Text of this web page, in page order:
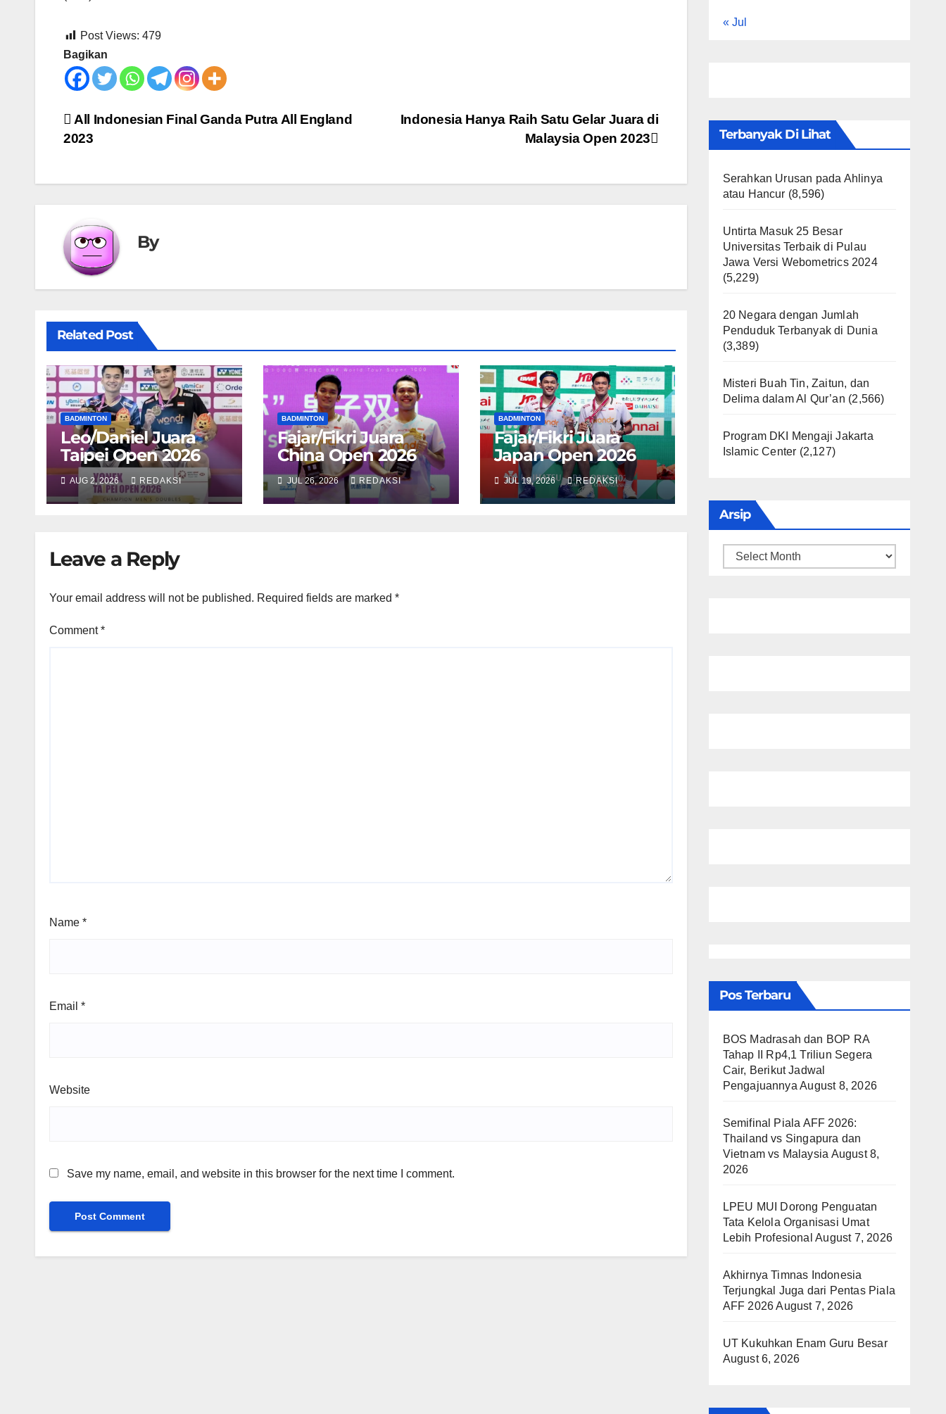
Post Views: 479
Bagikan
Post
Indonesia Hanya Raih Satu Gelar Juara di
Malaysia Open 2023
All Indonesian Final Ganda Putra All England
2023
By
Related Post
BADMINTON
Leo/Daniel Juara
Taipei Open 2026
AUG 2, 2026 REDAKSI
BADMINTON
Fajar/Fikri Juara
China Open 2026
JUL 26, 2026 REDAKSI
BADMINTON
Fajar/Fikri Juara
Japan Open 2026
JUL 19, 2026 REDAKSI
Leave a Reply
Your email address will not be published. Required fields are marked *
Comment*
Name *
Email *
Website
Save my name, email, and website in this browser for the next time I comment.
« Jul
Terbanyak Di Lihat
Serahkan Urusan pada Ahlinya
atau Hancur (8,596)
Untirta Masuk 25 Besar
Universitas Terbaik di Pulau
Jawa Versi Webometrics 2024
(5,229)
20 Negara dengan Jumlah
Penduduk Terbanyak di Dunia
(3,389)
Misteri Buah Tin, Zaitun, dan
Delima dalam Al Qur’an (2,566)
Program DKI Mengaji Jakarta
Islamic Center (2,127)
Arsip
Arsip
Pos Terbaru
BOS Madrasah dan BOP RA
Tahap II Rp4,1 Triliun Segera
Cair, Berikut Jadwal
Pengajuannya August 8, 2026
Semifinal Piala AFF 2026:
Thailand vs Singapura dan
Vietnam vs Malaysia August 8,
2026
LPEU MUI Dorong Penguatan
Tata Kelola Organisasi Umat
Lebih Profesional August 7, 2026
Akhirnya Timnas Indonesia
Terjungkal Juga dari Pentas Piala
AFF 2026August 7, 2026
UT Kukuhkan Enam Guru Besar
August 6, 2026